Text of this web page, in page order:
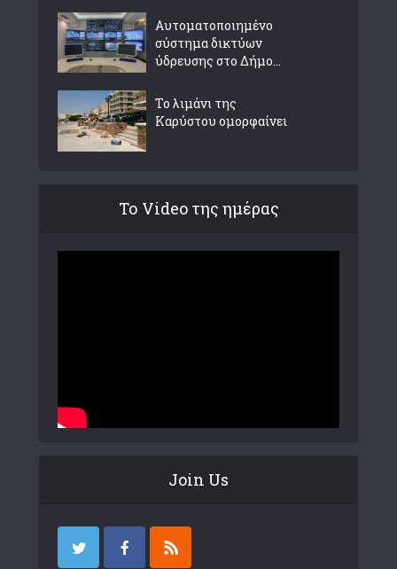
Αυτοματοποιημένο
σύστημα δικτύων
ύδρευσης στο Δήμο...
Το λιμάνι της
Καρύστου ομορφαίνει
Το Video της ημέρας
Join Us